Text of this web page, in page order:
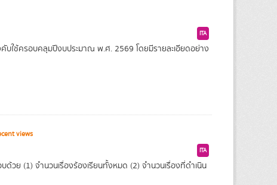
ITA
บใช้ครอบคลุมปีงบประมาณ พ.ศ. 2569 โดยมีรายละเอียดอย่าง
views
ITA
วย (1) จำนวนเรื่องร้องเรียนทั้งหมด (2) จำนวนเรื่องที่ดำเนิน